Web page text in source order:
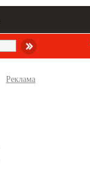
Реклама